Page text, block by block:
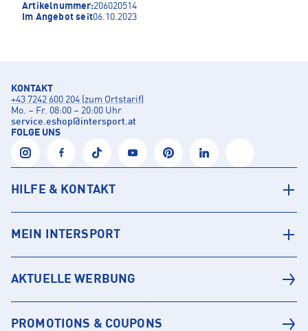
Artikelnummer:206020514
Im Angebot seit06.10.2023
KONTAKT
+43 7242 600 204 (zum Ortstarif)
Mo. – Fr. 08:00 – 20:00 Uhr
service.eshop@intersport.at
FOLGE UNS
HILFE & KONTAKT
MEIN INTERSPORT
AKTUELLE WERBUNG
PROMOTIONS & COUPONS